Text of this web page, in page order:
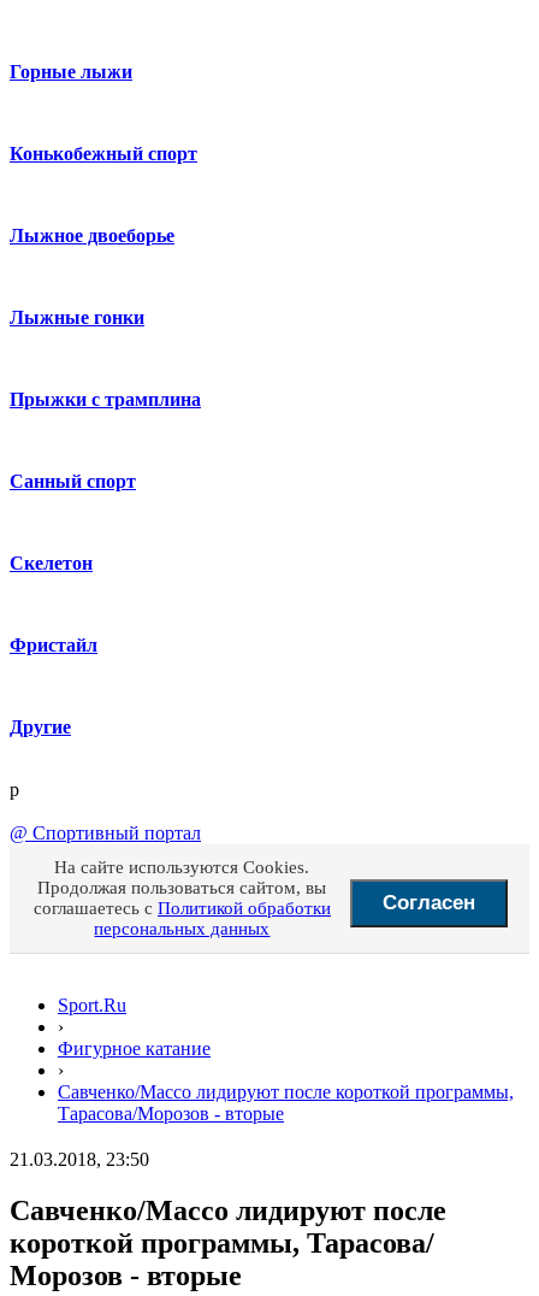
Горные лыжи
Конькобежный спорт
Лыжное двоеборье
Лыжные гонки
Прыжки с трамплина
Санный спорт
Скелетон
Фристайл
Другие
p
@ Спортивный портал
На сайте используются Cookies.
Продолжая пользоваться сайтом, вы
соглашаетесь с Политикой обработки
персональных данных
Согласен
Sport.Ru
›
Фигурное катание
›
Савченко/Массо лидируют после короткой программы,
Тарасова/Морозов - вторые
21.03.2018, 23:50
Савченко/Массо лидируют после
короткой программы, Тарасова/
Морозов - вторые